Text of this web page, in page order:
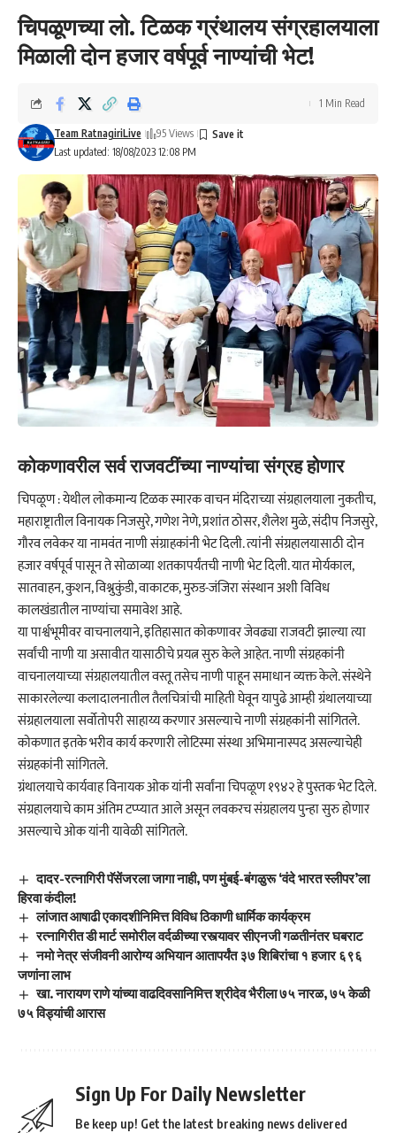
चिपळूणच्या लो. टिळक ग्रंथालय संग्रहालयाला
मिळाली दोन हजार वर्षपूर्व नाण्यांची भेट!
Last updated: 18/08/2023 12:08 PM
Team RatnagiriLive 95 Views
1 Min Read
कोकणावरील सर्व राजवटींच्या नाण्यांचा संग्रह होणार
चिपळूण : येथील लोकमान्य टिळक स्मारक वाचन मंदिराच्या संग्रहालयाला नुकतीच,
महाराष्ट्रातील विनायक निजसुरे, गणेश नेणे, प्रशांत ठोसर, शैलेश मुळे, संदीप निजसुरे,
गौरव लवेकर या नामवंत नाणी संग्राहकांनी भेट दिली. त्यांनी संग्रहालयासाठी दोन
हजार वर्षपूर्व पासून ते सोळाव्या शतकापर्यंतची नाणी भेट दिली. यात मोर्यकाल,
सातवाहन, कुशन, विश्नुकुंडी, वाकाटक, मुरुड-जंजिरा संस्थान अशी विविध
कालखंडातील नाण्यांचा समावेश आहे.
या पार्श्वभूमीवर वाचनालयाने, इतिहासात कोकणावर जेवढ्या राजवटी झाल्या त्या
सर्वांची नाणी या असावीत यासाठीचे प्रयत्न सुरु केले आहेत. नाणी संग्रहकांनी
वाचनालयाच्या संग्रहालयातील वस्तू तसेच नाणी पाहून समाधान व्यक्त केले. संस्थेने
साकारलेल्या कलादालनातील तैलचित्रांची माहिती घेवून यापुढे आम्ही ग्रंथालयाच्या
संग्रहालयाला सर्वोतोपरी साहाय्य करणार असल्याचे नाणी संग्रहकांनी सांगितले.
कोकणात इतके भरीव कार्य करणारी लोटिस्मा संस्था अभिमानास्पद असल्याचेही
संग्रहकांनी सांगितले.
ग्रंथालयाचे कार्यवाह विनायक ओक यांनी सर्वांना चिपळूण १९४२ हे पुस्तक भेट दिले.
संग्रहालयाचे काम अंतिम टप्प्यात आले असून लवकरच संग्रहालय पुन्हा सुरु होणार
असल्याचे ओक यांनी यावेळी सांगितले.
दादर-रत्नागिरी पॅसेंजरला जागा नाही, पण मुंबई-बंगळुरू ‘वंदे भारत स्लीपर’ला
हिरवा कंदील!
लांजात आषाढी एकादशीनिमित्त विविध ठिकाणी धार्मिक कार्यक्रम
रत्नागिरीत डी मार्ट समोरील वर्दळीच्या रस्त्यावर सीएनजी गळतीनंतर घबराट
नमो नेत्र संजीवनी आरोग्य अभियान आतापर्यंत ३७ शिबिरांचा १ हजार ६९६
जणांना लाभ
खा. नारायण राणे यांच्या वाढदिवसानिमित्त श्रीदेव भैरीला ७५ नारळ, ७५ केळी
७५ विड्यांची आरास
Sign Up For Daily Newsletter
Be keep up! Get the latest breaking news delivered